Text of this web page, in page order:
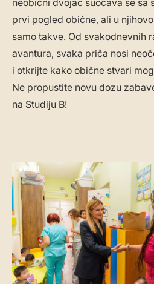
neobični dvojac suočava se sa
prvi pogled obične, ali u
samo takve. Od svakodnevnih
avantura, svaka priča nosi
i otkrijte kako obične stvari
Ne propustite novu dozu
na Studiju B!
VESTI